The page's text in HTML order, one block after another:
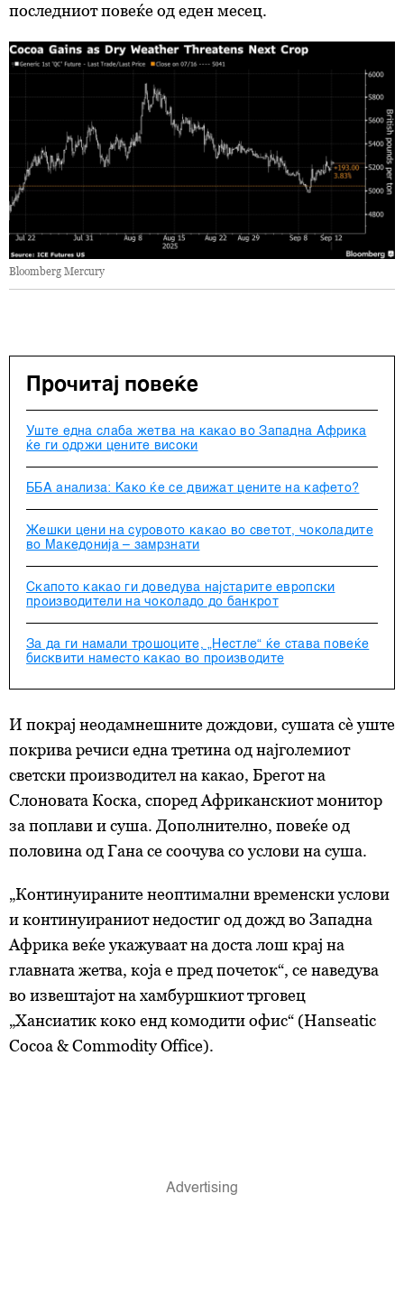
последниот повеќе од еден месец.
Bloomberg Mercury
Прочитај повеќе
Уште една слаба жетва на какао во Западна Африка
ќе ги одржи цените високи
ББА анализа: Како ќе се движат цените на кафето?
Жешки цени на суровото какао во светот, чоколадите
во Македонија – замрзнати
Скапото какао ги доведува најстарите европски
производители на чоколадо до банкрот
За да ги намали трошоците, „Нестле“ ќе става повеќе
бисквити наместо какао во производите
И покрај неодамнешните дождови, сушата сè уште
покрива речиси една третина од најголемиот
светски производител на какао, Брегот на
Слоновата Коска, според Африканскиот монитор
за поплави и суша. Дополнително, повеќе од
половина од Гана се соочува со услови на суша.
„Континуираните неоптимални временски услови
и континуираниот недостиг од дожд во Западна
Африка веќе укажуваат на доста лош крај на
главната жетва, која е пред почеток“, се наведува
во извештајот на хамбуршкиот трговец
„Хансиатик коко енд комодити офис“ (Hanseatic
Cocoa & Commodity Office).